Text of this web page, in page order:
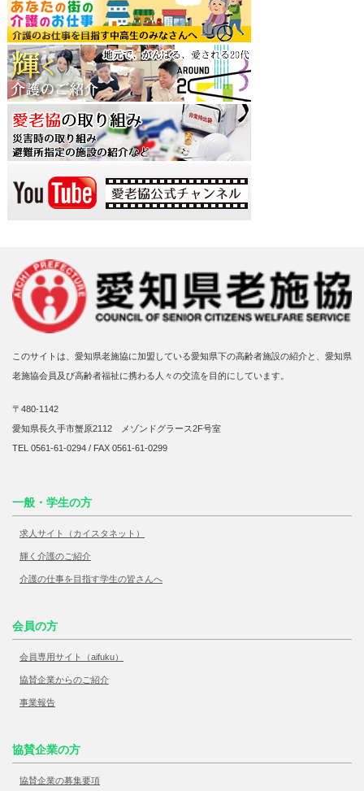
このサイトは、愛知県老施協に加盟している愛知県下の高齢者施設の紹介と、愛知県
老施協会員及び高齢者福祉に携わる人々の交流を目的にしています。
〒480-1142
愛知県長久手市蟹原2112 メゾンドグラース2F号室
TEL 0561-61-0294 / FAX 0561-61-0299
一般・学生の方
求人サイト（カイスタネット）
輝く介護のご紹介
介護の仕事を目指す学生の皆さんへ
会員の方
会員専用サイト（aifuku）
協賛企業からのご紹介
事業報告
協賛企業の方
協賛企業の募集要項